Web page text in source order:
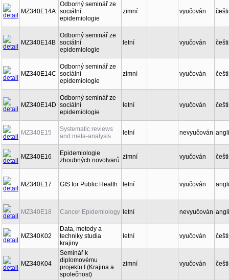
MZ340E14A
Odborný seminář ze
sociální
epidemiologie
zimní vyučován
MZ340E14B
Odborný seminář ze
sociální
epidemiologie
letní vyučován
MZ340E14C
Odborný seminář ze
sociální
epidemiologie
zimní vyučován
MZ340E14D
Odborný seminář ze
sociální
epidemiologie
letní vyučován
MZ340E15
Systematic reviews
and meta-analysis
letní nevyučován
MZ340E16
Epidemiologie
zhoubných novotvarů zimní vyučován
MZ340E17 GIS for Public Health letní vyučován
MZ340E18 Cancer Epidemiology letní nevyučován
MZ340K02
Data, metody a
techniky studia
krajiny
letní vyučován
MZ340K04
Seminář k
diplomovému
projektu I (Krajina a
společnost)
zimní vyučován